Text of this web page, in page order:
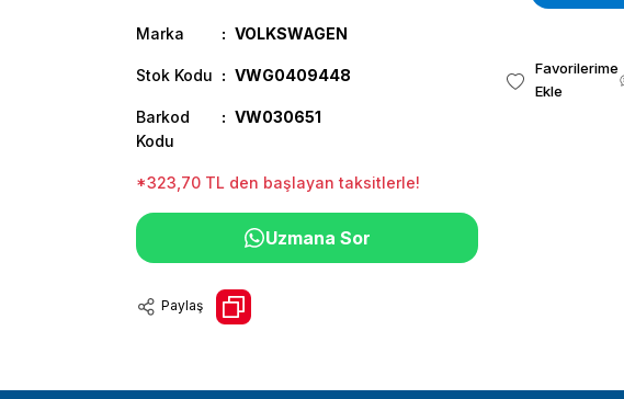
Marka VOLKSWAGEN
Stok Kodu VWG0409448
Barkod
Kodu
VW030651
*323,70 TL den başlayan taksitlerle!
Uzmana Sor
Paylaş